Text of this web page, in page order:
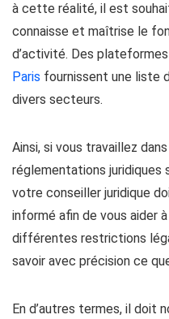
à cette réalité, il est
connaisse et maîtrise le
d’activité. Des
Paris fournissent une liste
divers secteurs.
Ainsi, si vous travaillez
réglementations juridiques
votre conseiller juridique
informé afin de vous aider
différentes restrictions
savoir avec précision ce
En d’autres termes, il doit